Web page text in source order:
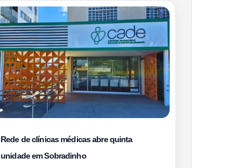
Rede de clínicas médicas abre quinta
unidade em Sobradinho